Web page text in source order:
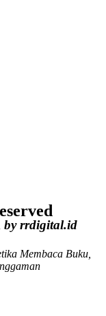
by rrdigital.id
Membaca Buku,